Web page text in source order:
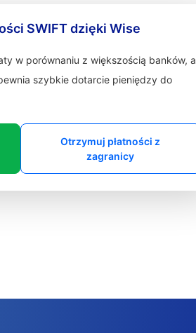
SWIFT dzięki Wise
w porównaniu z większością banków, a
szybkie dotarcie pieniędzy do
Otrzymuj płatności z
zagranicy